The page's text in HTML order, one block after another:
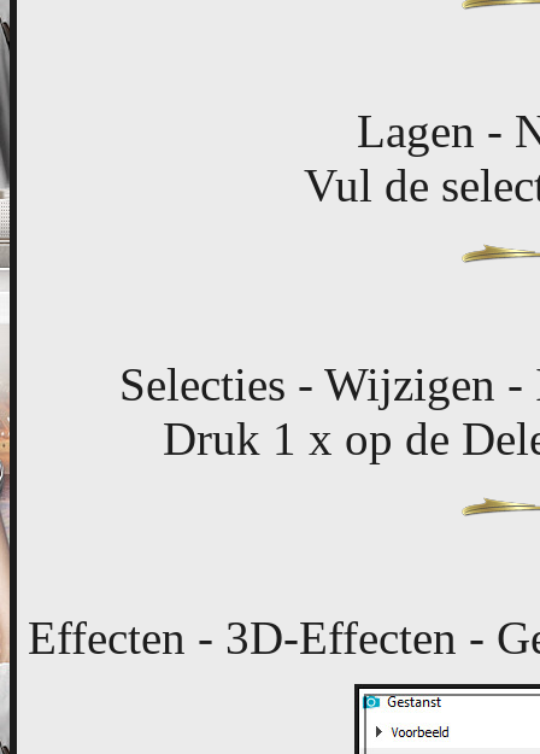
Lagen -
Vul de
Selecties - Wijzigen
Druk 1 x op de
Effecten - 3D-Effecten -